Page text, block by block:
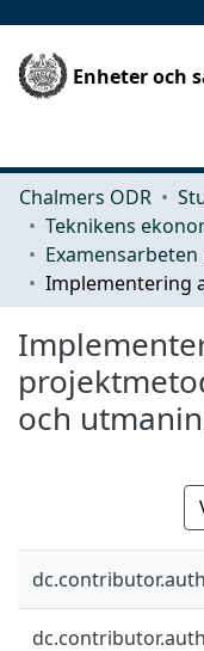
Enheter och
Chalmers ODR
och